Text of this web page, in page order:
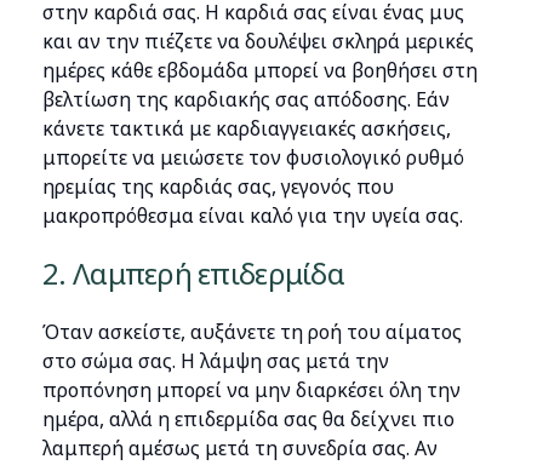
στην καρδιά σας. Η καρδιά σας είναι ένας μυς
και αν την πιέζετε να δουλέψει σκληρά μερικές
ημέρες κάθε εβδομάδα μπορεί να βοηθήσει στη
βελτίωση της καρδιακής σας απόδοσης. Εάν
κάνετε τακτικά με καρδιαγγειακές ασκήσεις,
μπορείτε να μειώσετε τον φυσιολογικό ρυθμό
ηρεμίας της καρδιάς σας, γεγονός που
μακροπρόθεσμα είναι καλό για την υγεία σας.
2. Λαμπερή επιδερμίδα
Όταν ασκείστε, αυξάνετε τη ροή του αίματος
στο σώμα σας. Η λάμψη σας μετά την
προπόνηση μπορεί να μην διαρκέσει όλη την
ημέρα, αλλά η επιδερμίδα σας θα δείχνει πιο
λαμπερή αμέσως μετά τη συνεδρία σας. Αν